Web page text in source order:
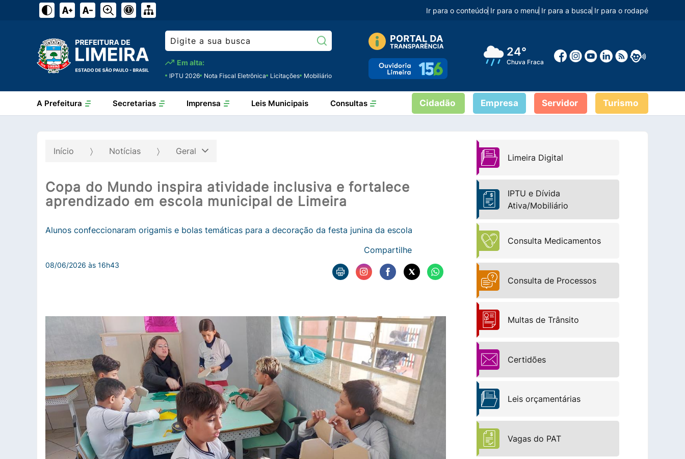
Ir para o conteúdo Ir para o menu Ir para a busca Ir para o rodapé
Pesquisar:
Em alta:
IPTU 2026 Nota Fiscal Eletrônica Licitações Mobiliário
24°
Chuva Fraca
Leis Municipais
A Prefeitura Secretarias Imprensa Consultas Cidadão Empresa Servidor Turismo
Início Notícias Geral
Copa do Mundo inspira atividade inclusiva e fortalece
aprendizado em escola municipal de Limeira
Alunos confeccionaram origamis e bolas temáticas para a decoração da festa junina da escola
08/06/2026 às 16h43
Compartilhe
Limeira Digital
IPTU e Dívida
Ativa/Mobiliário
Consulta Medicamentos
Consulta de Processos
Multas de Trânsito
Certidões
Leis orçamentárias
Vagas do PAT